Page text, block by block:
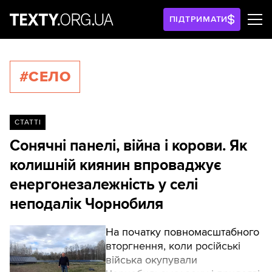
ПІДТРИМАТИ
#СЕЛО
СТАТТІ
Сонячні панелі, війна і корови. Як
колишній киянин впроваджує
енергонезалежність у селі
неподалік Чорнобиля
На початку повномасштабного
вторгнення, коли російські
війська окупували